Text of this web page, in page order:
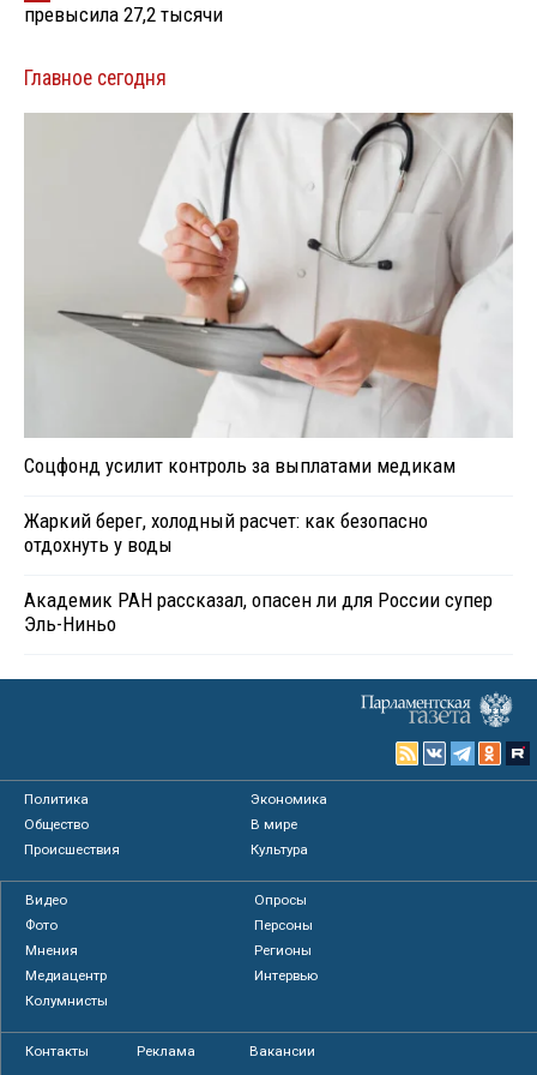
превысила 27,2 тысячи
Главное сегодня
Соцфонд усилит контроль за выплатами медикам
Жаркий берег, холодный расчет: как безопасно
отдохнуть у воды
Академик РАН рассказал, опасен ли для России супер
Эль-Ниньо
Политика
Экономика
Общество
В мире
Происшествия
Культура
Видео
Опросы
Фото
Персоны
Мнения
Регионы
Медиацентр
Интервью
Колумнисты
Контакты Реклама Вакансии